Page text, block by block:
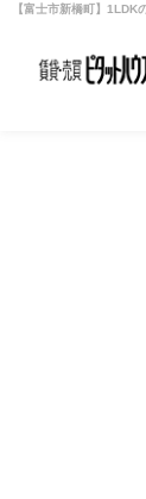
【富士市新橋町】